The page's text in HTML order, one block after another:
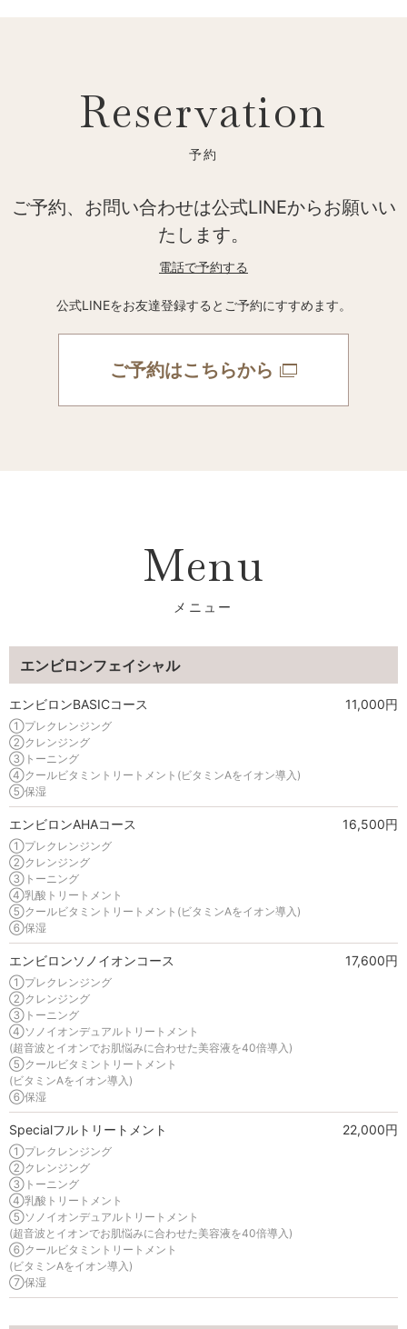
Reservation
ご予約、お問い合わせは公式LINEからお願いい
たします。
電話で予約する
公式LINEをお友達登録するとご予約にすすめます。
ご予約はこちらから
Menu
エンビロンフェイシャル
エンビロンBASICコース 11,000円
①プレクレンジング
②クレンジング
③トーニング
④クールビタミントリートメント(ビタミンAをイオン導入)
⑤保湿
エンビロンAHAコース 16,500円
①プレクレンジング
②クレンジング
③トーニング
④乳酸トリートメント
⑤クールビタミントリートメント(ビタミンAをイオン導入)
⑥保湿
エンビロンソノイオンコース 17,600円
①プレクレンジング
②クレンジング
③トーニング
④ソノイオンデュアルトリートメント
(超音波とイオンでお肌悩みに合わせた美容液を40倍導入)
⑤クールビタミントリートメント
(ビタミンAをイオン導入)
⑥保湿
Specialフルトリートメント 22,000円
①プレクレンジング
②クレンジング
③トーニング
④乳酸トリートメント
⑤ソノイオンデュアルトリートメント
(超音波とイオンでお肌悩みに合わせた美容液を40倍導入)
⑥クールビタミントリートメント
(ビタミンAをイオン導入)
⑦保湿